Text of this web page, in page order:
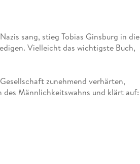
sang, stieg Tobias Ginsburg in die
Vielleicht das wichtigste Buch,
zunehmend verhärten,
Männlichkeitswahns und klärt auf: